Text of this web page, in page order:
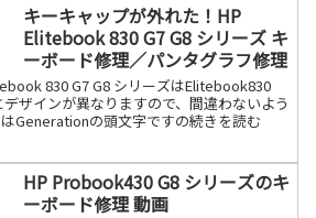
キーキャップが外れた！HP
Elitebook 830 G7 G8 シリーズ キ
ーボード修理／パンタグラフ修理
830 G7 G8 シリーズはElitebook830
ザインが異なりますので、間違わないよう
Generationの頭文字ですの続きを読む
HP Probook430 G8 シリーズのキ
ーボード修理 動画